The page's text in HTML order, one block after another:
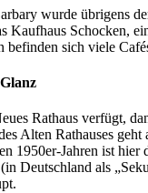
wurde übrigens
Kaufhaus Schocken,
befinden sich viele
Rathaus verfügt,
Alten Rathauses
1950er-Jahren ist
Deutschland als